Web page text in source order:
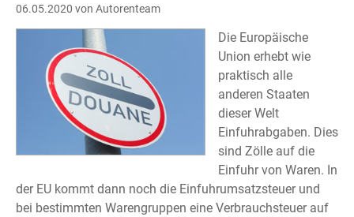
06.05.2020 von Autorenteam
Die Europäische
Union erhebt wie
praktisch alle
anderen Staaten
dieser Welt
Einfuhrabgaben. Dies
sind Zölle auf die
Einfuhr von Waren. In
der EU kommt dann noch die Einfuhrumsatzsteuer und
bei bestimmten Warengruppen eine Verbrauchsteuer auf